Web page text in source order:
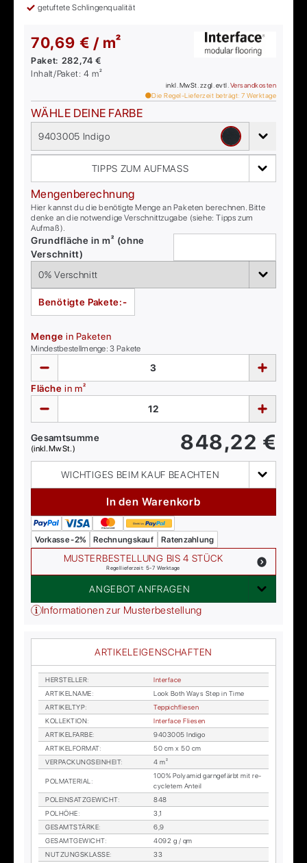
getuftete Schlingenqualität
70,69 € / m²
Paket: 282,74 €
Inhalt/Paket:4 m²
inkl. MwSt. zzgl. evtl. Versandkosten
Die Regel-Lieferzeit beträgt: 7 Werktage
WÄHLE DEINE FARBE
9403005 Indigo
TIPPS ZUM AUFMASS
Mengenberechnung
Hier kannst du die benötigte Menge an Paketen berechnen. Bitte
denke an die notwendige Verschnittzugabe (siehe: Tipps zum
Aufmaß).
Grundfläche in m² (ohne
Verschnitt)
Benötigte Pakete:-
Menge in Paketen
Mindestbestellmenge:3 Pakete
Fläche in m²
Gesamtsumme
(inkl. MwSt.) 848,22 €
WICHTIGES BEIM KAUF BEACHTEN
In den Warenkorb
Vorkasse -2% Rechnungskauf Ratenzahlung
MUSTERBESTELLUNG BIS 4 STÜCK
Regellieferzeit: 5-7 Werktage
ANGEBOT ANFRAGEN
Informationen zur Musterbestellung
ARTIKELEIGENSCHAFTEN
HER­STEL­LER:
In­ter­face
AR­TI­KEL­NA­ME:
Look Both Ways Step in Time
AR­TI­KEL­TYP:
Tep­pich­flie­sen
KOL­LEK­TI­ON:
In­ter­face Flie­sen
AR­TI­KEL­FAR­BE:
9403005 In­di­go
AR­TI­KEL­FOR­MAT:
50 cm x 50 cm
VER­PA­CKUNGS­EIN­HEIT: 4 m²
POL­MA­TE­RI­AL :
100% Po­ly­amid garn­ge­färbt mit re­
cy­cle­tem An­teil
POL­EIN­SATZ­GE­WICHT:
848
POL­HÖ­HE:
3,1
GE­SAMT­STÄR­KE:
6,9
GE­SAMT­GE­WICHT:
4092 g / qm
NUT­ZUNGS­KLAS­SE:
33